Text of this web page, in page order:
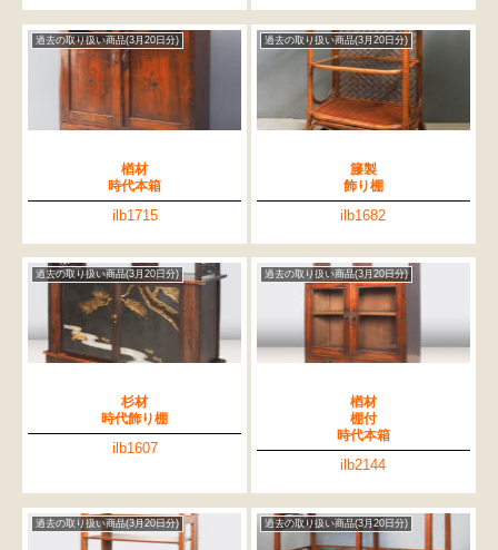
過去の取り扱い商品(3月20日分)
楢材
時代本箱
ilb1715
過去の取り扱い商品(3月20日分)
籐製
飾り棚
ilb1682
過去の取り扱い商品(3月20日分)
杉材
時代飾り棚
ilb1607
過去の取り扱い商品(3月20日分)
楢材
棚付
時代本箱
ilb2144
過去の取り扱い商品(3月20日分) 過去の取り扱い商品(3月20日分)
人気の検索キーワード
松本民芸 2557 水屋箪笥 2729 B2770 踏台
2678 2990 箪笥 2905